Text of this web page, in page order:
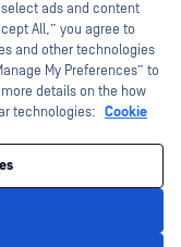
Metascan,
OPSWAT , Protecting the
InQuest, logo-ul InQuest,
mărci comerciale ale
deținătorilor respectivi.
ads and content
All,” you agree to
and other technologies
My Preferences” to
details on the how
technologies: Cookie